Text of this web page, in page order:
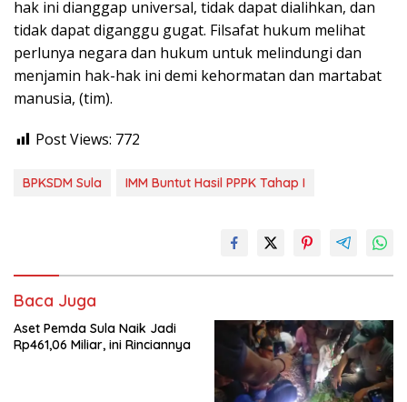
hak ini dianggap universal, tidak dapat dialihkan, dan
tidak dapat diganggu gugat. Filsafat hukum melihat
perlunya negara dan hukum untuk melindungi dan
menjamin hak-hak ini demi kehormatan dan martabat
manusia, (tim).
Post Views: 772
BPKSDM Sula IMM Buntut Hasil PPPK Tahap I
Baca Juga
Aset Pemda Sula Naik Jadi
Rp461,06 Miliar, ini Rinciannya